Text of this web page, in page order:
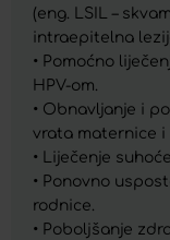
(eng. LSIL –
intraepitelna
• Pomoćno
HPV-om.
• Obnavljanje i
vrata maternice i
• Liječenje
• Ponovno
rodnice.
• Poboljšanje